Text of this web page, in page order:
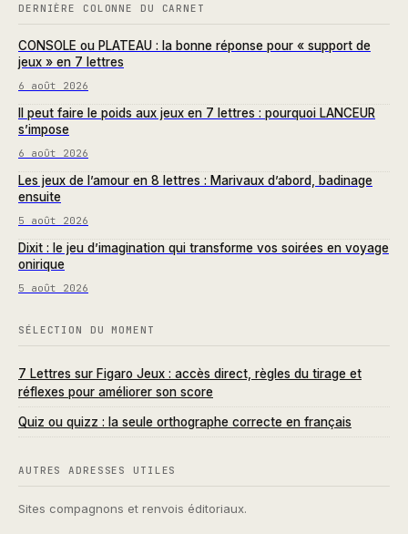
DERNIÈRE COLONNE DU CARNET
CONSOLE ou PLATEAU : la bonne réponse pour « support de
jeux » en 7 lettres
6 août 2026
Il peut faire le poids aux jeux en 7 lettres : pourquoi LANCEUR
s’impose
6 août 2026
Les jeux de l’amour en 8 lettres : Marivaux d’abord, badinage
ensuite
5 août 2026
Dixit : le jeu d’imagination qui transforme vos soirées en voyage
onirique
5 août 2026
SÉLECTION DU MOMENT
7 Lettres sur Figaro Jeux : accès direct, règles du tirage et
réflexes pour améliorer son score
Quiz ou quizz : la seule orthographe correcte en français
AUTRES ADRESSES UTILES
Sites compagnons et renvois éditoriaux.